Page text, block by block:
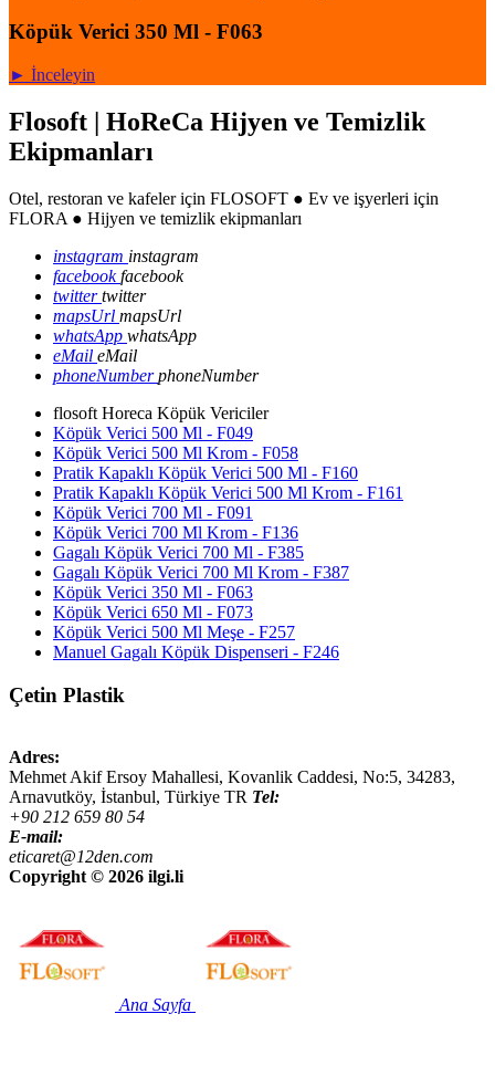
Köpük Verici 350 Ml - F063
► İnceleyin
Flosoft | HoReCa Hijyen ve Temizlik
Ekipmanları
Otel, restoran ve kafeler için FLOSOFT ● Ev ve işyerleri için
FLORA ● Hijyen ve temizlik ekipmanları
instagram instagram
facebookfacebook
twittertwitter
mapsUrl mapsUrl
whatsApp whatsApp
eMail eMail
phoneNumberphoneNumber
flosoft Horeca Köpük Vericiler
Köpük Verici 500 Ml - F049
Köpük Verici 500 Ml Krom - F058
Pratik Kapaklı Köpük Verici 500 Ml - F160
Pratik Kapaklı Köpük Verici 500 Ml Krom - F161
Köpük Verici 700 Ml - F091
Köpük Verici 700 Ml Krom - F136
Gagalı Köpük Verici 700 Ml - F385
Gagalı Köpük Verici 700 Ml Krom - F387
Köpük Verici 350 Ml - F063
Köpük Verici 650 Ml - F073
Köpük Verici 500 Ml Meşe - F257
Manuel Gagalı Köpük Dispenseri - F246
Çetin Plastik
Adres:
Mehmet Akif Ersoy Mahallesi, Kovanlik Caddesi, No:5, 34283,
Arnavutköy, İstanbul, Türkiye TR Tel:
+90 212 659 80 54
E-mail:
eticaret@12den.com
Copyright © 2026 ilgi.li
Ana Sayfa